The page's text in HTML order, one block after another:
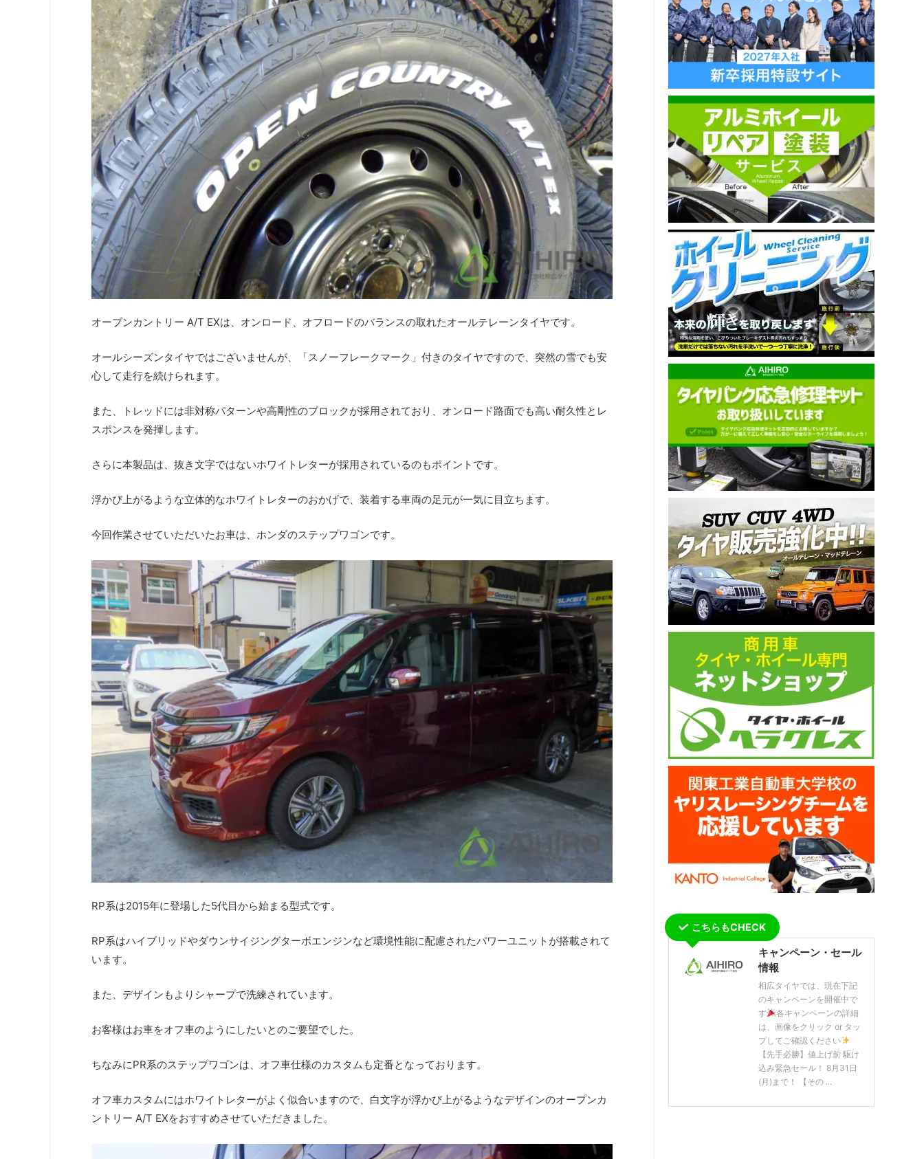
オープンカントリー A/T EXは、オンロード、オフロードのバランスの取れたオールテレーンタイヤです。
オールシーズンタイヤではございませんが、「スノーフレークマーク」付きのタイヤですので、突然の雪でも安
心して走行を続けられます。
また、トレッドには非対称パターンや高剛性のブロックが採用されており、オンロード路面でも高い耐久性とレ
スポンスを発揮します。
さらに本製品は、抜き文字ではないホワイトレターが採用されているのもポイントです。
浮かび上がるような立体的なホワイトレターのおかげで、装着する車両の足元が一気に目立ちます。
今回作業させていただいたお車は、ホンダのステップワゴンです。
RP系は2015年に登場した5代目から始まる型式です。
RP系はハイブリッドやダウンサイジングターボエンジンなど環境性能に配慮されたパワーユニットが搭載されて
います。
また、デザインもよりシャープで洗練されています。
お客様はお車をオフ車のようにしたいとのご要望でした。
ちなみにPR系のステップワゴンは、オフ車仕様のカスタムも定番となっております。
オフ車カスタムにはホワイトレターがよく似合いますので、白文字が浮かび上がるようなデザインのオープンカ
ントリー A/T EXをおすすめさせていただきました。
こちらもCHECK
キャンペーン・セール
情報
相広タイヤでは、現在下記
のキャンペーンを開催中で
す
各キャンペーンの詳細
は、画像をクリック or タッ
プしてご確認ください
【先手必勝】値上げ前 駆け
込み緊急セール！ 8月31日
(月)まで！ 【その ...